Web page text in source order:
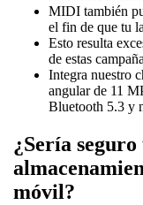
MIDI también
el fin de que tu
Esto resulta
de estas
Integra nuestro
angular de 11
Bluetooth 5.3 y
¿Serí­a
móvil?